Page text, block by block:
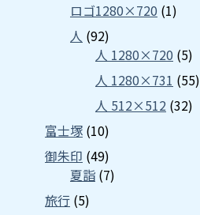
ロゴ1280×720 (1)
人 (92)
人 1280×720 (5)
人 1280×731 (55)
人 512×512 (32)
富士塚 (10)
御朱印 (49)
夏詣 (7)
旅行 (5)